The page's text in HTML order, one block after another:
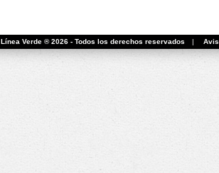
Línea Verde ® 2026 - Todos los derechos reservados |